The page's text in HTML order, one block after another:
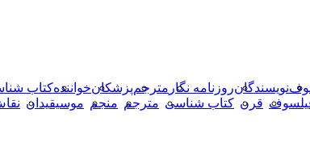
نویسندگانروزنامه نگار مترجمپزشکانخوانندهکتاب
قرن کتاب شناسی مترجم منجم موسیقیدان